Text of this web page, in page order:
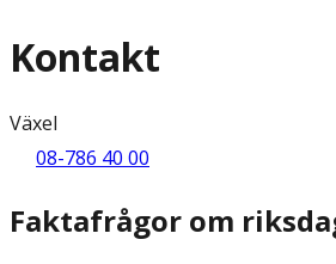
Kontakt
Växel
08-786 40 00
Faktafrågor om